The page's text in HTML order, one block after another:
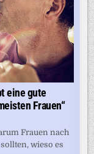
eine gute
Frauen“
Frauen nach
wieso es